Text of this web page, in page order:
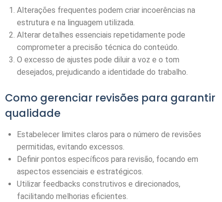
Alterações frequentes podem criar incoerências na
estrutura e na linguagem utilizada.
Alterar detalhes essenciais repetidamente pode
comprometer a precisão técnica do conteúdo.
O excesso de ajustes pode diluir a voz e o tom
desejados, prejudicando a identidade do trabalho.
Como gerenciar revisões para garantir
qualidade
Estabelecer limites claros para o número de revisões
permitidas, evitando excessos.
Definir pontos específicos para revisão, focando em
aspectos essenciais e estratégicos.
Utilizar feedbacks construtivos e direcionados,
facilitando melhorias eficientes.